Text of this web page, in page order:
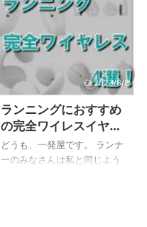
トツールの起動、定型文の入
など、一つひとつは小さくて
も積み重なると大きな手間に
なります。 この記事では、そ
んなみなさんのために、
stream deck neoを仕事で活用
して、日々の作業を劇的に快
適にする方法を徹底解説しま
す！ この記事を読むことで、
以下のことが分かりますよ。
2023/8/8
ランニングにおすすめ
の完全ワイレスイヤホ
ン4選！ながら聴きタ
イプが超オススメ！
どうも、一発屋です。 ランナ
ーのみなさんは私と同じよう